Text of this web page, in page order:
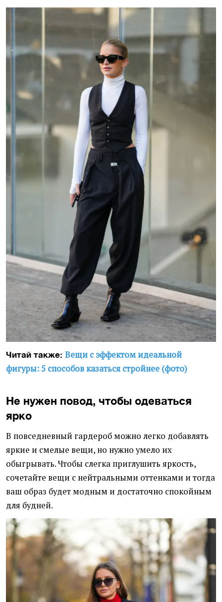
Читай также: Вещи с эффектом идеальной
фигуры: 5 способов казаться стройнее (фото)
Не нужен повод, чтобы одеваться
ярко
В повседневный гардероб можно легко добавлять
яркие и смелые вещи, но нужно умело их
обыгрывать. Чтобы слегка приглушить яркость,
сочетайте вещи с нейтральными оттенками и тогда
ваш образ будет модным и достаточно спокойным
для будней.